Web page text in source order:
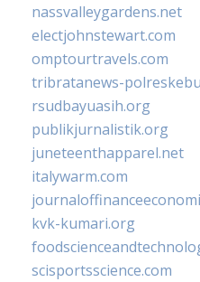
nassvalleygardens.net
electjohnstewart.com
omptourtravels.com
tribratanews-
rsudbayuasih.org
publikjurnalistik.org
juneteenthapparel.net
italywarm.com
kvk-kumari.org
scisportsscience.com